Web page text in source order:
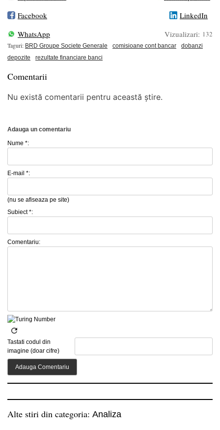
Facebook
LinkedIn
WhatsApp
Vizualizari: 132
Taguri: BRD Groupe Societe Generale comisioane cont bancar
dobanzi
depozite
rezultate financiare banci
Comentarii
Nu există comentarii pentru această știre.
Adauga un comentariu
Nume *:
E-mail *:
(nu se afiseaza pe site)
Subiect *:
Comentariu:
Tastati codul din
imagine (doar cifre)
Alte stiri din categoria: Analiza